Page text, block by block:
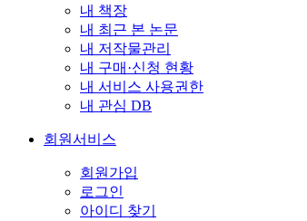
내 책장
내 최근 본 논문
내 저작물관리
내 구매·신청 현황
내 서비스 사용권한
내 관심 DB
회원서비스
회원가입
로그인
아이디 찾기